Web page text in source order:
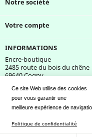
Ce site Web utilise des cookies
pour vous garantir une
meilleure expérience de
Politique de confidentialité
Notre société
Votre compte
INFORMATIONS
Encre-boutique
2485 route du bois du chêne
69640 Cogny